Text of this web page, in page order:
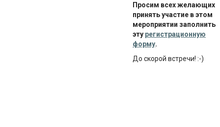
Просим всех желающих
принять участие в этом
мероприятии заполнить
эту регистрационную
форму.
До скорой встречи! :-)